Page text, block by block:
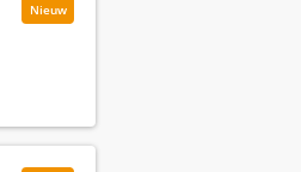
Nieuw